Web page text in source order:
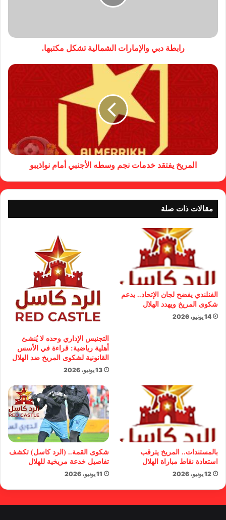
رابطة دبي والإمارات الشمالية تشكل مكتبها.
المريخ يفتقد خدمات نجم وسطه الأجنبي أمام نواذيبو
مقالات ذات صلة
الفنلندي يفضح لجان الإتحاد.. يدعم
شكوى المريخ ويهدد الهلال
14 يونيو، 2026
التجنيس الإداري وحده لا يُنشئ
أهلية رياضية: قراءة في الأسس
القانونية لشكوى المريخ ضد الهلال
13 يونيو، 2026
بالمستندات.. المريخ يترقب
استعادة نقاط مباراة الهلال
12 يونيو، 2026
شكوى القمة.. (الرد كاسل) تكشف
تفاصيل خدعة مريخية للهلال
11 يونيو، 2026